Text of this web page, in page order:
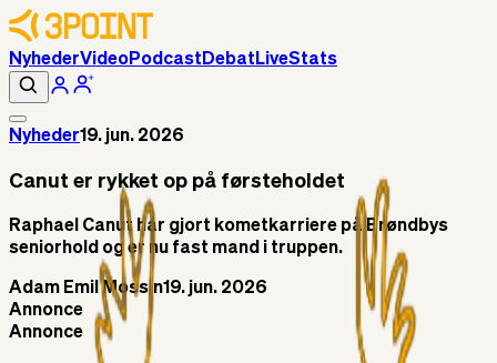
NyhederVideoPodcast Debat LiveStats
Nyheder19. jun. 2026
Canut er rykket op på førsteholdet
Raphael Canut har gjort kometkarriere på Brøndbys
seniorhold og er nu fast mand i truppen.
Adam Emil Mossin19. jun. 2026
Annonce
Annonce